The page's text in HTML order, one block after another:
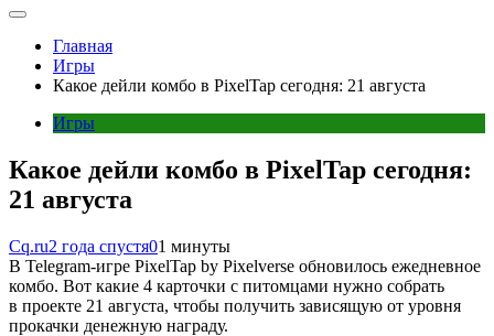
Главная
Игры
Какое дейли комбо в PixelTap сегодня: 21 августа
Игры
Какое дейли комбо в PixelTap сегодня:
21 августа
Cq.ru2 года спустя01 минуты
В Telegram-игре PixelTap by Pixelverse обновилось ежедневное
комбо. Вот какие 4 карточки с питомцами нужно собрать
в проекте 21 августа, чтобы получить зависящую от уровня
прокачки денежную награду.